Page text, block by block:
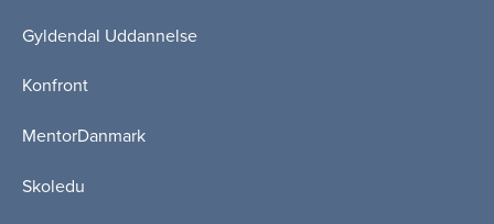
Gyldendal Uddannelse
Konfront
MentorDanmark
Skoledu